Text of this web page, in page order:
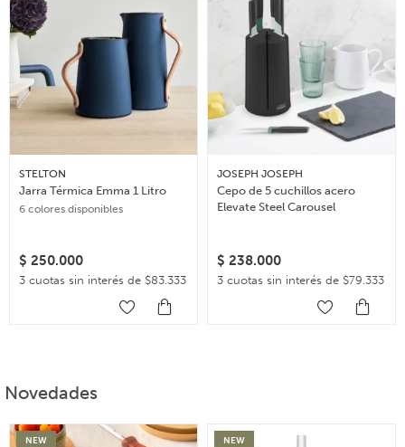
STELTON
Jarra Térmica Emma 1 Litro
6 colores disponibles
$ 250.000
3 cuotas sin interés de $83.333
JOSEPH JOSEPH
Cepo de 5 cuchillos acero
Elevate Steel Carousel
$ 238.000
3 cuotas sin interés de $79.333
Novedades
NEW NEW